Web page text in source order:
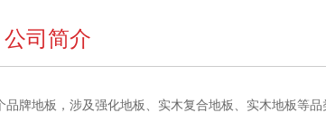
公司简介
牌地板，涉及强化地板、实木复合地板、实木地板等